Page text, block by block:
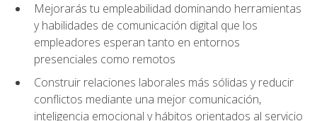
Mejorarás tu empleabilidad dominando herramientas
y habilidades de comunicación digital que los
empleadores esperan tanto en entornos
presenciales como remotos
Construir relaciones laborales más sólidas y reducir
conflictos mediante una mejor comunicación,
inteligencia emocional y hábitos orientados al servicio